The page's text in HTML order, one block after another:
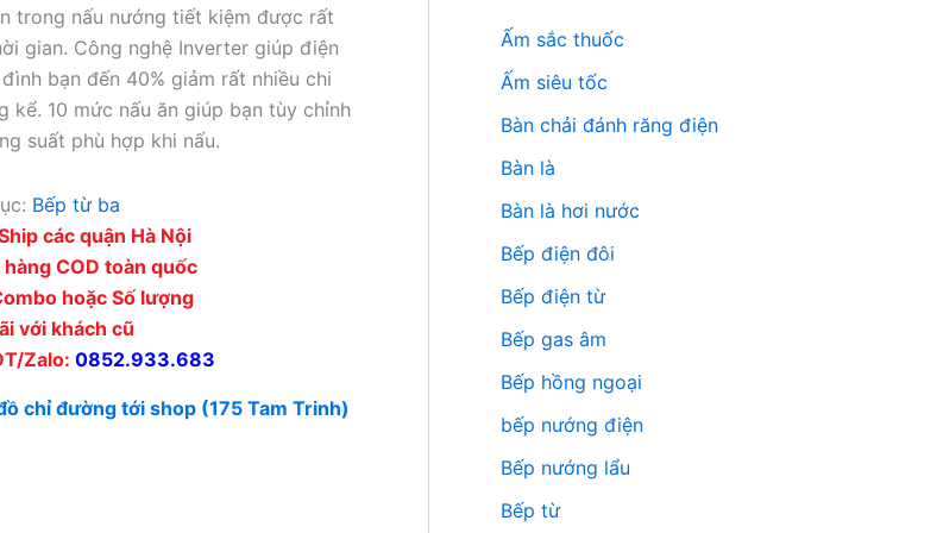
trong nấu nướng tiết kiệm được rất
gian. Công nghệ Inverter giúp điện
bạn đến 40% giảm rất nhiều chi
kể. 10 mức nấu ăn giúp bạn tùy chỉnh
suất phù hợp khi nấu.
Bếp từ ba
các quận Hà Nội
hàng COD toàn quốc
hoặc Số lượng
với khách cũ
Zalo: 0852.933.683
chỉ đường tới shop (175 Tam Trinh)
m
:Ấm sắc thuốc
Ấm siêu tốc
Bàn chải đánh răng điện
Bàn là
Bàn là hơi nước
Bếp điện đôi
Bếp điện từ
Bếp gas âm
Bếp hồng ngoại
bếp nướng điện
Bếp nướng lẩu
Bếp từ